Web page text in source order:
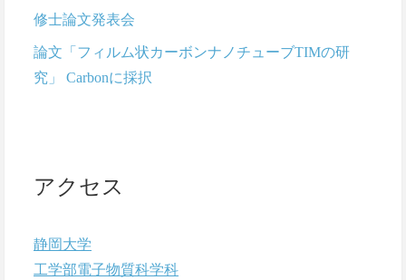
修士論文発表会
論文「フィルム状カーボンナノチューブTIMの研
究」 Carbonに採択
アクセス
静岡大学
工学部電子物質科学科